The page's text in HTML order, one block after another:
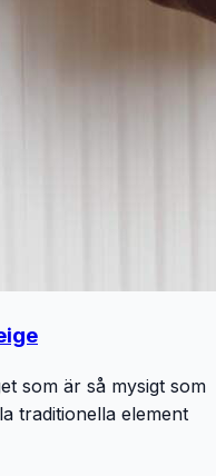
som är så mysigt som
traditionella element